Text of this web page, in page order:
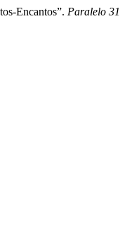
Encantos”. Paralelo 31